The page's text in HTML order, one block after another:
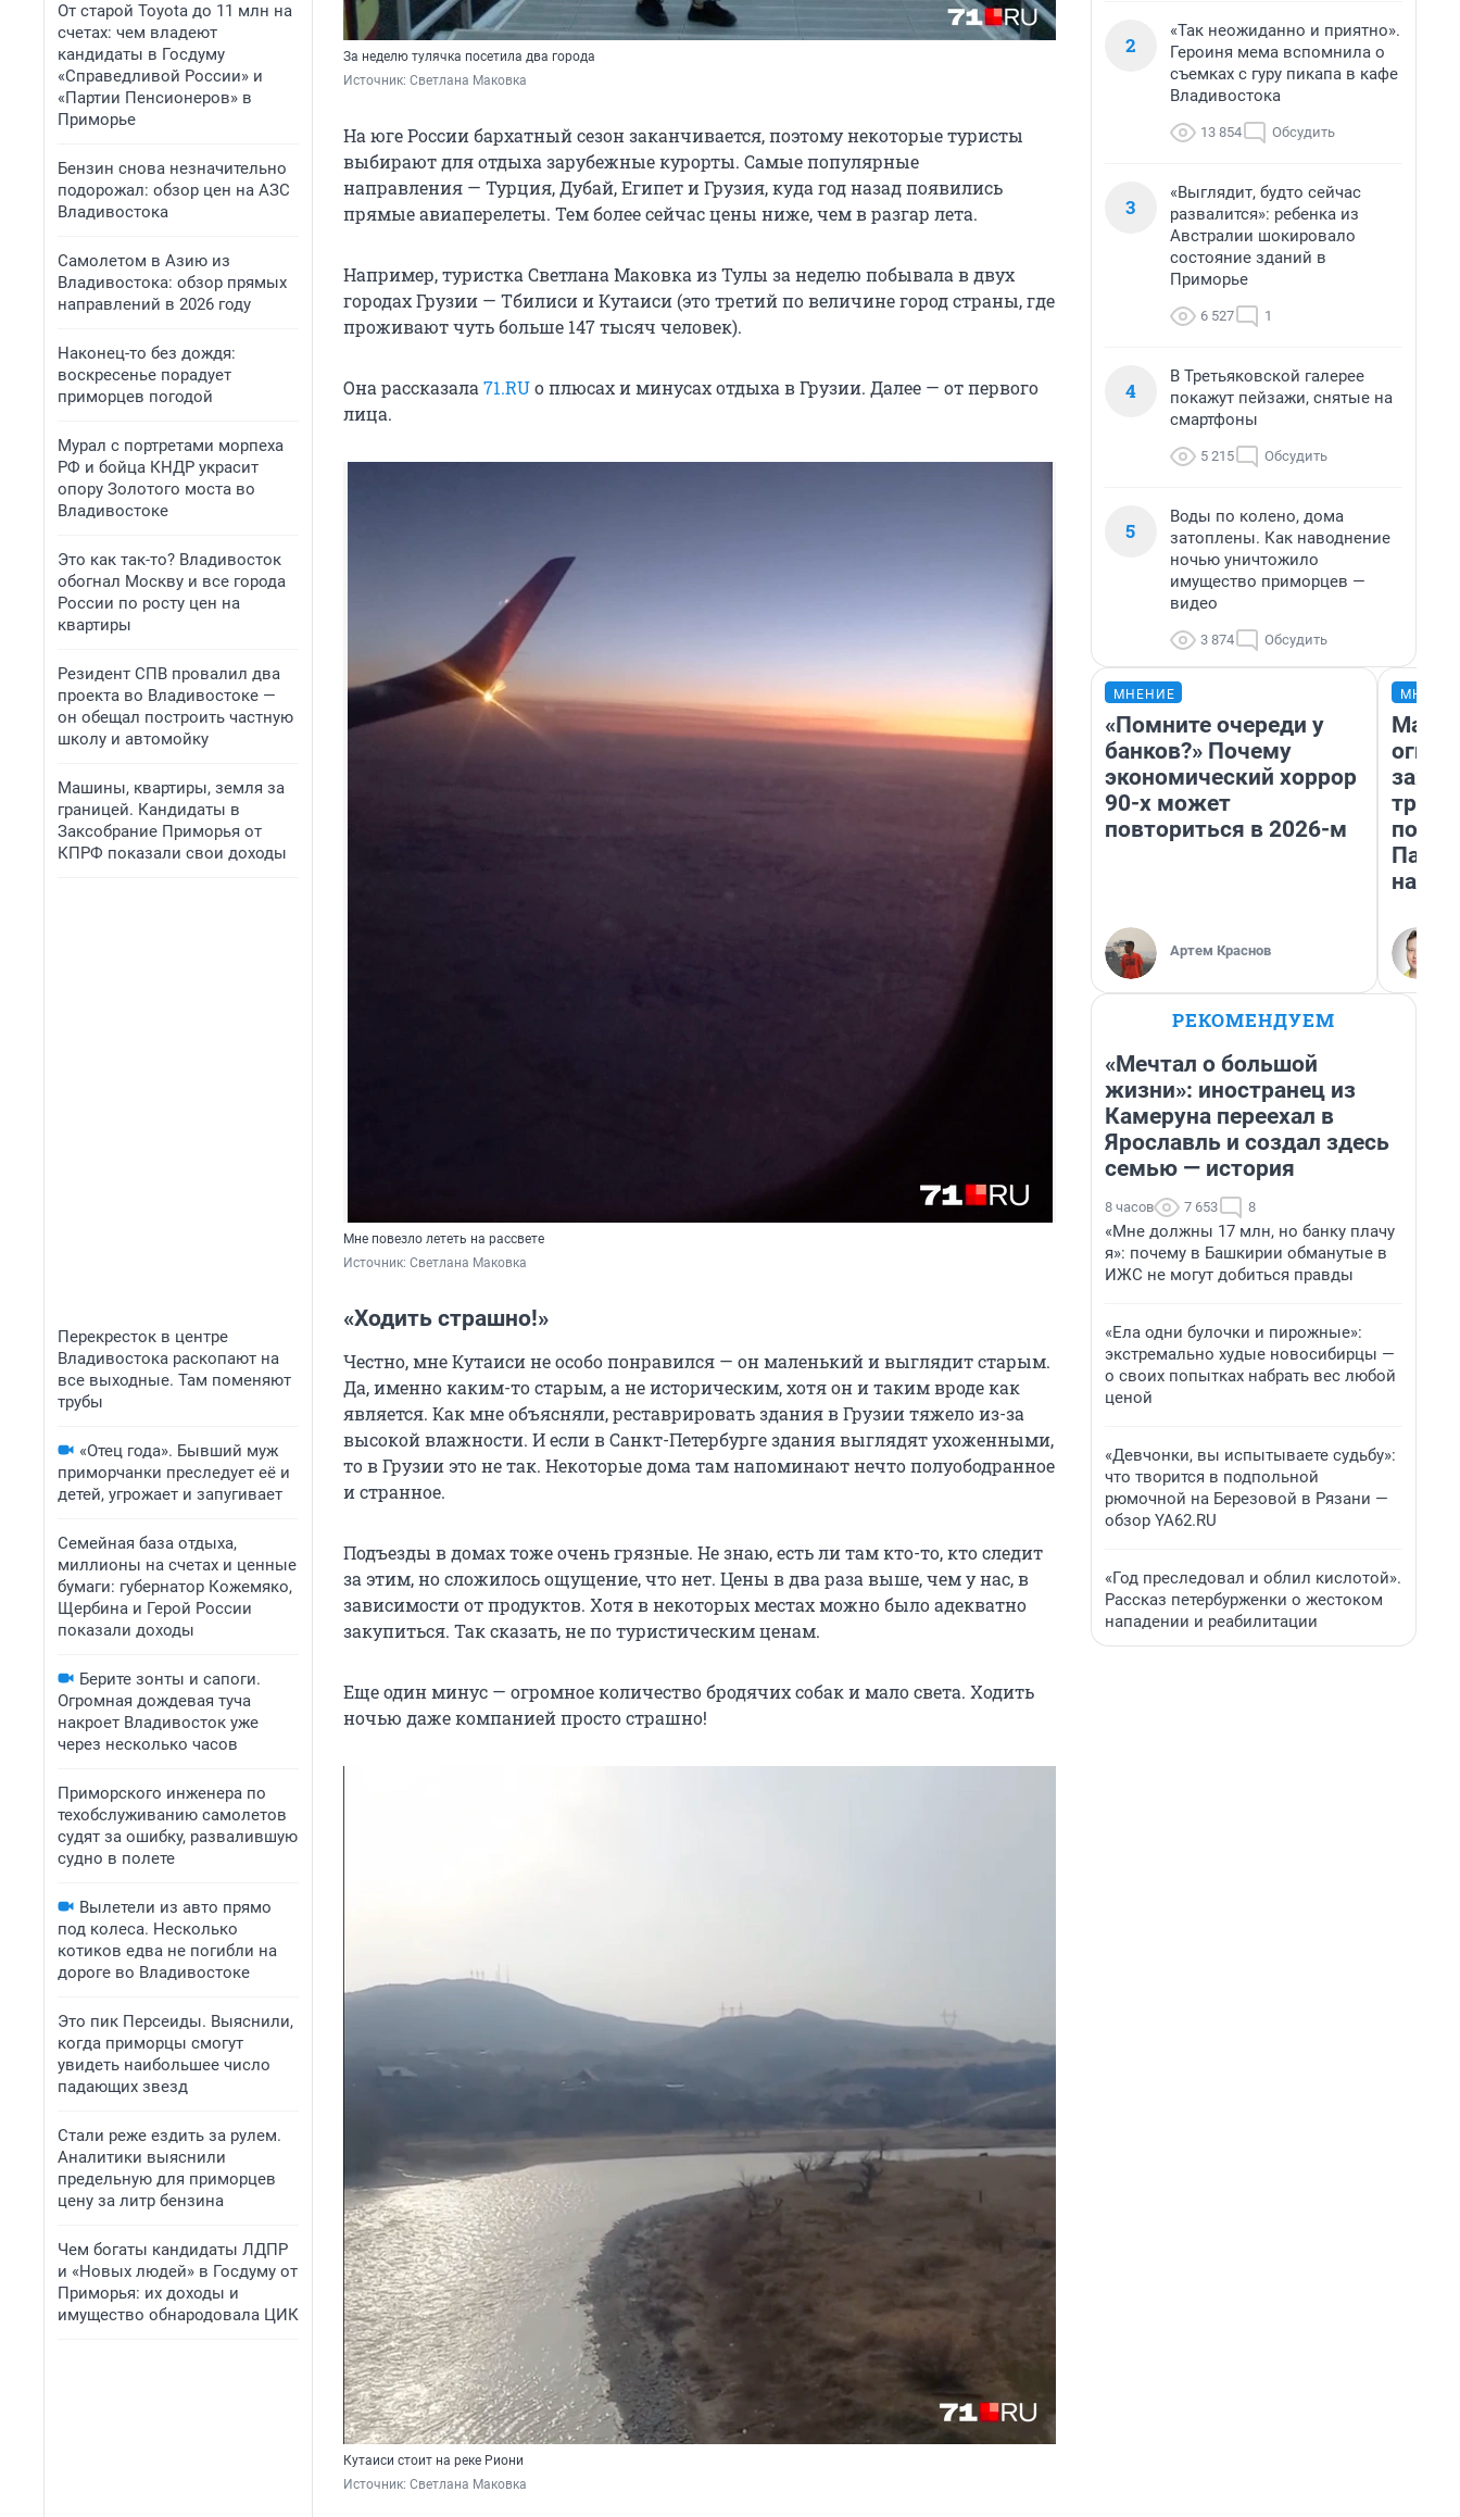
От старой Toyota до 11 млн на
счетах: чем владеют
кандидаты в Госдуму
«Справедливой России» и
«Партии Пенсионеров» в
Приморье
Бензин снова незначительно
подорожал: обзор цен на АЗС
Владивостока
Самолетом в Азию из
Владивостока: обзор прямых
направлений в 2026 году
Наконец-то без дождя:
воскресенье порадует
приморцев погодой
Мурал с портретами морпеха
РФ и бойца КНДР украсит
опору Золотого моста во
Владивостоке
Это как так-то? Владивосток
обогнал Москву и все города
России по росту цен на
квартиры
Резидент СПВ провалил два
проекта во Владивостоке —
он обещал построить частную
школу и автомойку
Машины, квартиры, земля за
границей. Кандидаты в
Заксобрание Приморья от
КПРФ показали свои доходы
Перекресток в центре
Владивостока раскопают на
все выходные. Там поменяют
трубы
«Отец года». Бывший муж
приморчанки преследует её и
детей, угрожает и запугивает
Семейная база отдыха,
миллионы на счетах и ценные
бумаги: губернатор Кожемяко,
Щербина и Герой России
показали доходы
Берите зонты и сапоги.
Огромная дождевая туча
накроет Владивосток уже
через несколько часов
Приморского инженера по
техобслуживанию самолетов
судят за ошибку, развалившую
судно в полете
Вылетели из авто прямо
под колеса. Несколько
котиков едва не погибли на
дороге во Владивостоке
Это пик Персеиды. Выяснили,
когда приморцы смогут
увидеть наибольшее число
падающих звезд
Стали реже ездить за рулем.
Аналитики выяснили
предельную для приморцев
цену за литр бензина
Чем богаты кандидаты ЛДПР
и «Новых людей» в Госдуму от
Приморья: их доходы и
имущество обнародовала ЦИК
За неделю тулячка посетила два города
Источник: Светлана Маковка
На юге России бархатный сезон заканчивается, поэтому некоторые туристы
выбирают для отдыха зарубежные курорты. Самые популярные
направления — Турция, Дубай, Египет и Грузия, куда год назад появились
прямые авиаперелеты. Тем более сейчас цены ниже, чем в разгар лета.
Например, туристка Светлана Маковка из Тулы за неделю побывала в двух
городах Грузии — Тбилиси и Кутаиси (это третий по величине город страны, где
проживают чуть больше 147 тысяч человек).
Она рассказала 71.RUо плюсах и минусах отдыха в Грузии. Далее — от первого
лица.
Мне повезло лететь на рассвете
Источник: Светлана Маковка
«Ходить страшно!»
Честно, мне Кутаиси не особо понравился — он маленький и выглядит старым.
Да, именно каким-то старым, а не историческим, хотя он и таким вроде как
является. Как мне объясняли, реставрировать здания в Грузии тяжело из-за
высокой влажности. И если в Санкт-Петербурге здания выглядят ухоженными,
то в Грузии это не так. Некоторые дома там напоминают нечто полуободранное
и странное.
Подъезды в домах тоже очень грязные. Не знаю, есть ли там кто-то, кто следит
за этим, но сложилось ощущение, что нет. Цены в два раза выше, чем у нас, в
зависимости от продуктов. Хотя в некоторых местах можно было адекватно
закупиться. Так сказать, не по туристическим ценам.
Еще один минус — огромное количество бродячих собак и мало света. Ходить
ночью даже компанией просто страшно!
Кутаиси стоит на реке Риони
Источник: Светлана Маковка
2
«Так неожиданно и приятно».
Героиня мема вспомнила о
съемках с гуру пикапа в кафе
Владивостока
13 854 Обсудить
3
«Выглядит, будто сейчас
развалится»: ребенка из
Австралии шокировало
состояние зданий в
Приморье
6 527 1
4
В Третьяковской галерее
покажут пейзажи, снятые на
смартфоны
5 215 Обсудить
5
Воды по колено, дома
затоплены. Как наводнение
ночью уничтожило
имущество приморцев —
видео
3 874 Обсудить
МНЕНИЕ
«Помните очереди у
банков?» Почему
экономический хоррор
90-х может
повториться в 2026-м
Артем Краснов
Мало,
нас
РЕКОМЕНДУЕМ
«Мечтал о большой
жизни»: иностранец из
Камеруна переехал в
Ярославль и создал здесь
семью — история
8 часов 7 653 8
«Мне должны 17 млн, но банку плачу
я»: почему в Башкирии обманутые в
ИЖС не могут добиться правды
«Ела одни булочки и пирожные»:
экстремально худые новосибирцы —
о своих попытках набрать вес любой
ценой
«Девчонки, вы испытываете судьбу»:
что творится в подпольной
рюмочной на Березовой в Рязани —
обзор YA62.RU
«Год преследовал и облил кислотой».
Рассказ петербурженки о жестоком
нападении и реабилитации